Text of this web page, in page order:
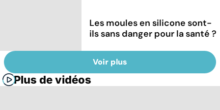
Les moules en silicone sont-
ils sans danger pour la santé ?
Voir plus
Plus de vidéos